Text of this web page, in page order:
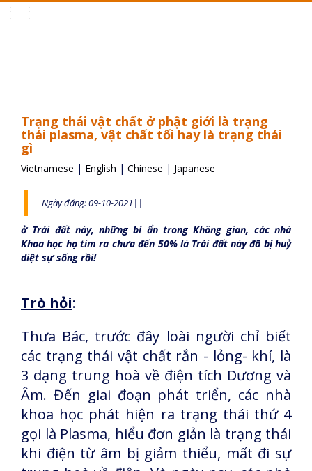
Trạng thái vật chất ở phật giới là trạng
thái plasma, vật chất tối hay là trạng thái
gì
Vietnamese | English | Chinese | Japanese
Ngày đăng: 09-10-2021||
ở Trái đất này, những bí ẩn trong Không gian, các nhà
Khoa học họ tìm ra chưa đến 50% là Trái đất này đã bị huỷ
diệt sự sống rồi!
Trò hỏi:
Thưa Bác, trước đây loài người chỉ biết
các trạng thái vật chất rắn - lỏng- khí, là
3 dạng trung hoà về điện tích Dương và
Âm. Đến giai đoạn phát triển, các nhà
khoa học phát hiện ra trạng thái thứ 4
gọi là Plasma, hiểu đơn giản là trạng thái
khi điện từ âm bị giảm thiểu, mất đi sự